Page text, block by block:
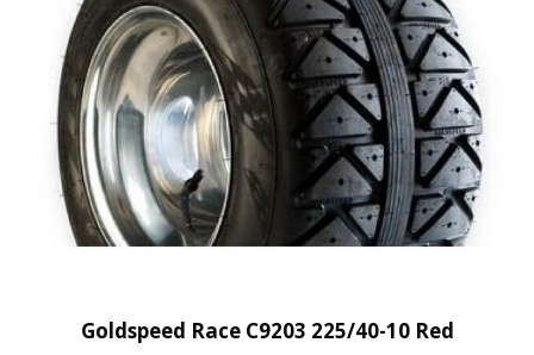
Goldspeed Race C9203 225/40-10 Red